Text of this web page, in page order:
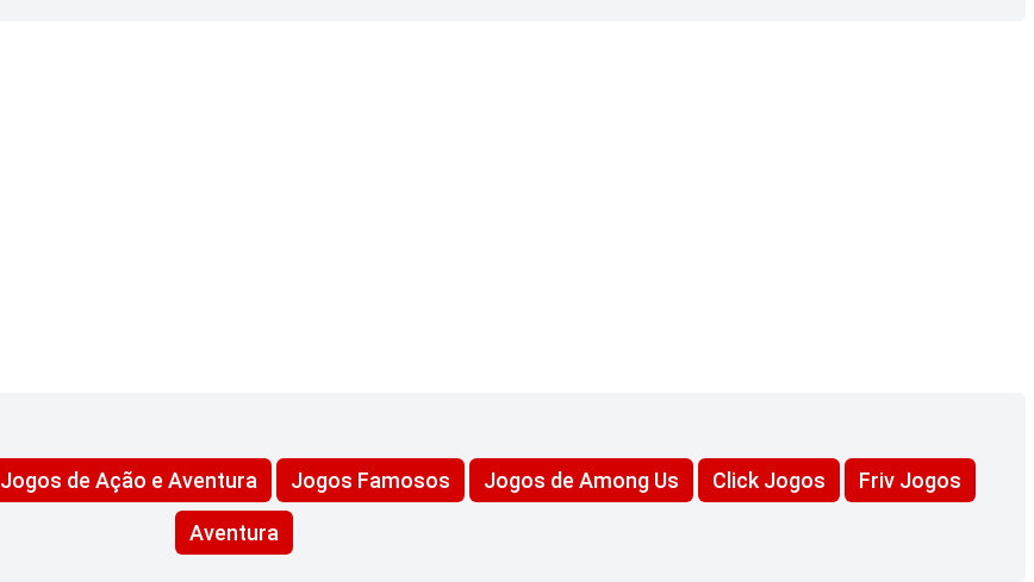
Jogos de Ação e Aventura Jogos Famosos Jogos de Among Us Click Jogos Friv Jogos
Aventura